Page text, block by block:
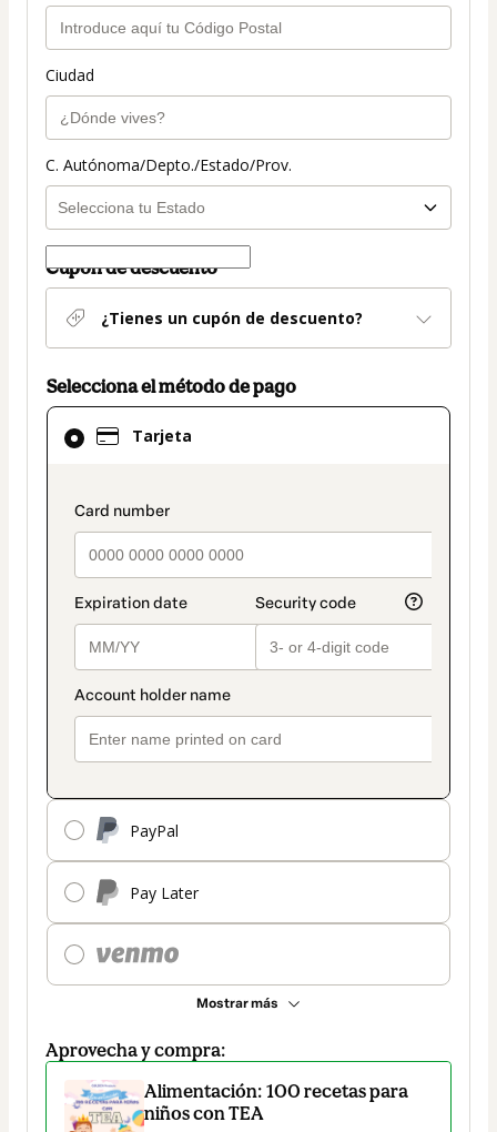
Ciudad
C. Autónoma/Depto./Estado/Prov.
Cupón de descuento
¿Tienes un cupón de descuento?
Selecciona el método de pago
Tarjeta
payment_data.section_title_v2
PayPal
Pay Later
Mostrar más
El
método
seleccionado
Tarjeta
Aprovecha y compra:
Alimentación: 100 recetas para
niños con TEA